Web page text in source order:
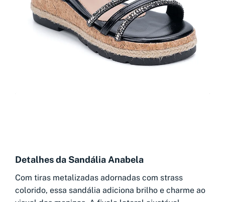
Detalhes da Sandália Anabela
Com tiras metalizadas adornadas com strass
colorido, essa sandália adiciona brilho e charme ao